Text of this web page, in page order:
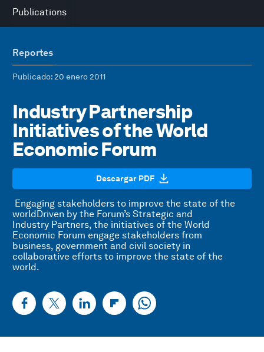
Publications
Reportes
Publicado: 20 enero 2011
Industry Partnership
Initiatives of the World
Economic Forum
Descargar PDF
Engaging stakeholders to improve the state of the
worldDriven by the Forum’s Strategic and
Industry Partners, the initiatives of the World
Economic Forum engage stakeholders from
business, government and civil society in
collaborative efforts to improve the state of the
world.